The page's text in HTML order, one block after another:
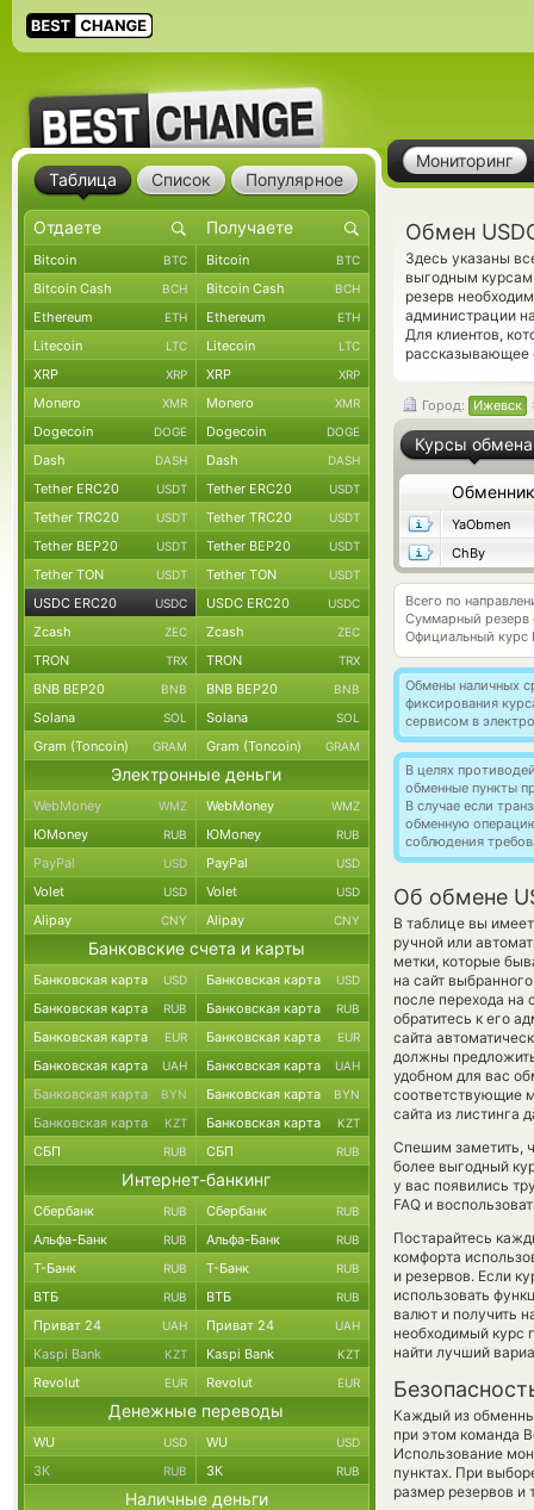
Мониторинг
Обмен
Здесь указаны
выгодным курсам
резерв
администрации
Для клиентов,
рассказывающее
Город: Ижевск
Курсы обмена
Обменник
YaObmen
ChBy
Всего по
Суммарный резерв
Официальный курс
Обмены наличных
фиксирования
сервисом в
В целях
обменные пункты
В случае если
обменную
соблюдения
Об обмене
В таблице вы
ручной или
метки, которые
на сайт
после перехода
обратитесь к его
сайта
должны
удобном для вас
соответствующие
сайта из листинга
Спешим заметить,
более выгодный
у вас появились
FAQ и
Постарайтесь
комфорта
и резервов. Если
использовать
валют и получить
необходимый курс
найти лучший
Каждый из
при этом команда
Использование
пунктах. При
размер резервов и
Таблица Список Популярное
Bitcoin BTC Bitcoin BTC
Bitcoin Cash BCH Bitcoin Cash BCH
Ethereum ETH Ethereum ETH
Litecoin LTC Litecoin LTC
XRP XRP XRP XRP
Monero XMR Monero XMR
Dogecoin DOGE Dogecoin DOGE
Dash DASH Dash DASH
Tether ERC20 USDT Tether ERC20 USDT
Tether TRC20 USDT Tether TRC20 USDT
Tether BEP20 USDT Tether BEP20 USDT
Tether TON USDT Tether TON USDT
USDC ERC20 USDC USDC ERC20 USDC
Zcash ZEC Zcash ZEC
TRON TRX TRON TRX
BNB BEP20 BNB BNB BEP20 BNB
Solana SOL Solana SOL
Gram (Toncoin) GRAM Gram (Toncoin) GRAM
Электронные деньги
WebMoney WMZ WebMoney WMZ
ЮMoney RUB ЮMoney RUB
PayPal USD PayPal USD
Volet USD Volet USD
Alipay CNY Alipay CNY
Банковские счета и карты
Банковская карта USD Банковская карта USD
Банковская карта RUB Банковская карта RUB
Банковская карта EUR Банковская карта EUR
Банковская карта UAH Банковская карта UAH
Банковская карта BYN Банковская карта BYN
Банковская карта KZT Банковская карта KZT
СБП RUB СБП RUB
Интернет-банкинг
Сбербанк RUB Сбербанк RUB
Альфа-Банк RUB Альфа-Банк RUB
Т-Банк RUB Т-Банк RUB
ВТБ RUB ВТБ RUB
Приват 24 UAH Приват 24 UAH
Kaspi Bank KZT Kaspi Bank KZT
Revolut EUR Revolut EUR
Денежные переводы
WU USD WU USD
ЗК RUB ЗК RUB
Наличные деньги